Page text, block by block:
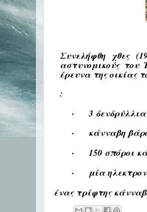
Συνελήφθη χθες
αστυνομικούς
έρευνα της οικίας
:
·
3
·
κάνναβη
·
150 σπόροι
·
μία
ένας τρίφτης